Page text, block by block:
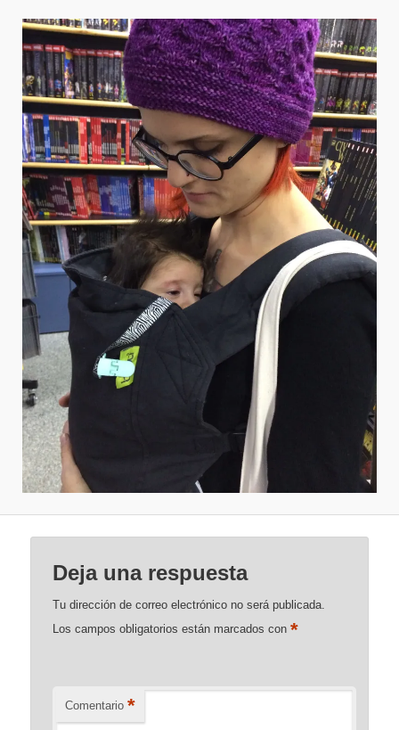
Deja una respuesta
Tu dirección de correo electrónico no será publicada.
Los campos obligatorios están marcados con*
Comentario *